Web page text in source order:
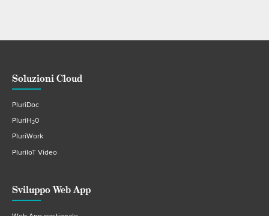
Soluzioni Cloud
PluriDoc
PluriH20
PluriWork
PluriIoT Video
Sviluppo Web App